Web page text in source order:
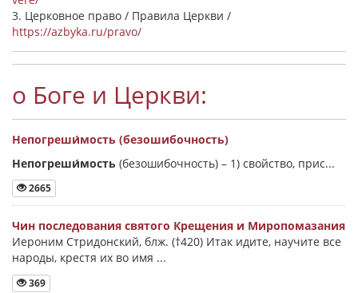
3. Церковное право / Правила Церкви /
https://azbyka.ru/pravo/
о Боге и Церкви:
Непогреши́мость (безошибочность)
Непогреши́мость (безошибочность) – 1) свойство, прис...
2665
Чин последования святого Крещения и Миропомазания
Иероним Стридонский, блж. (†420) Итак идите, научите все
народы, крестя их во имя ...
369